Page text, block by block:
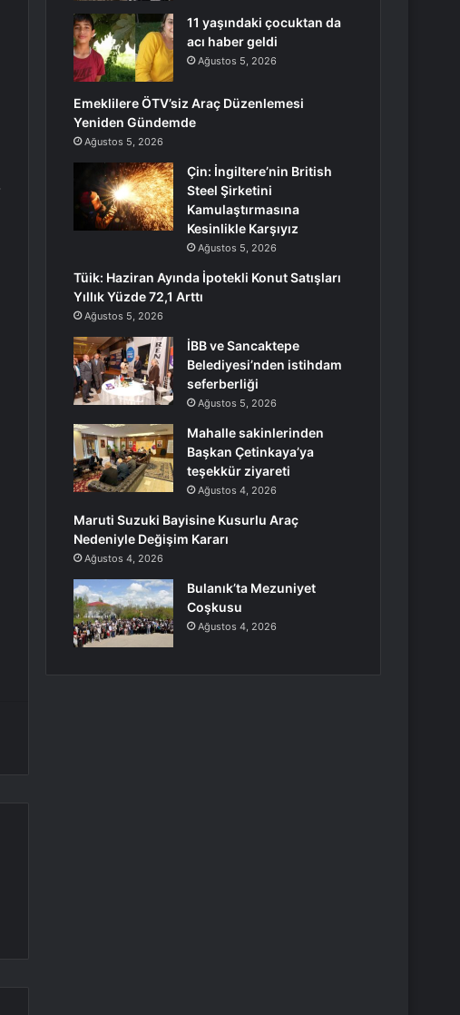
11 yaşındaki çocuktan da
acı haber geldi
Ağustos 5, 2026
Emeklilere ÖTV’siz Araç Düzenlemesi
Yeniden Gündemde
Ağustos 5, 2026
Çin: İngiltere’nin British
Steel Şirketini
Kamulaştırmasına
Kesinlikle Karşıyız
Ağustos 5, 2026
Tüik: Haziran Ayında İpotekli Konut Satışları
Yıllık Yüzde 72,1 Arttı
Ağustos 5, 2026
İBB ve Sancaktepe
Belediyesi’nden istihdam
seferberliği
Ağustos 5, 2026
Mahalle sakinlerinden
Başkan Çetinkaya’ya
teşekkür ziyareti
Ağustos 4, 2026
Maruti Suzuki Bayisine Kusurlu Araç
Nedeniyle Değişim Kararı
Ağustos 4, 2026
Bulanık’ta Mezuniyet
Coşkusu
Ağustos 4, 2026